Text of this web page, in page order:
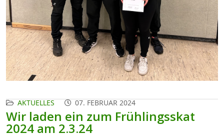
AKTUELLES 07. FEBRUAR 2024
Wir laden ein zum Frühlingsskat
2024 am 2.3.24